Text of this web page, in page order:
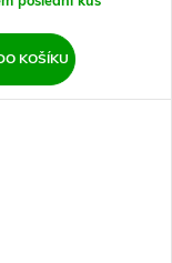
KOŠÍKU